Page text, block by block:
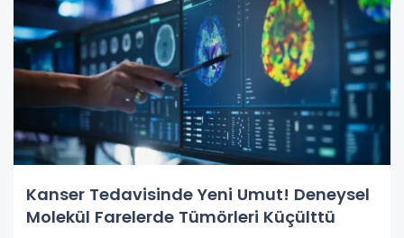
Kanser Tedavisinde Yeni Umut! Deneysel
Molekül Farelerde Tümörleri Küçülttü